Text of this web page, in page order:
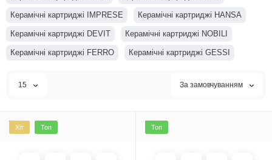
Керамічні картриджі IMPRESE Керамічні картриджі HANSA
Керамічні картриджі DEVIT Керамічні картриджі NOBILI
Керамічні картриджі FERRO Керамічні картриджі GESSI
Керамічні картриджі PAFFONI Керамічні картриджі DEANTE
15 За замовчуванням
Хіт Топ Топ